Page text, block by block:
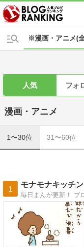
※漫画・アニメ(
人気 フォ
漫画・アニメ
1〜30位 31〜60位
1
モナモナキッチ